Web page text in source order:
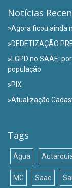
Notícias
»Agora ficou ainda
»DEDETIZAÇÃO
»LGPD no SAAE:
população
»PIX
»Atualização
Tags
Água
MG Saae